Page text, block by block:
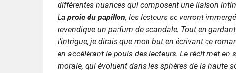
différentes nuances qui composent une liaison
La proie du papillon, les lecteurs se verront
revendique un parfum de scandale. Tout en
l’intrigue, je dirais que mon but en écrivant ce
en accélérant le pouls des lecteurs. Le récit met en
morale, qui évoluent dans les sphères de la haute